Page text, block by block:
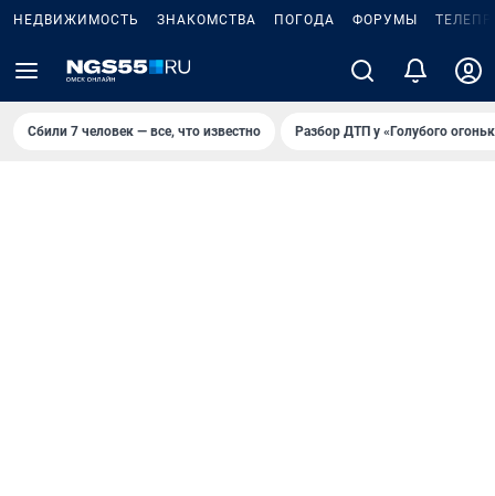
НЕДВИЖИМОСТЬ ЗНАКОМСТВА ПОГОДА ФОРУМЫ
Сбили 7 человек — все, что известно Разбор ДТП у «Голубого